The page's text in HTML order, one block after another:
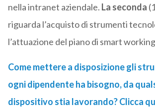
nella intranet aziendale. La seconda
riguarda l’acquisto di strumenti
l’attuazione del piano di smart
Come mettere a disposizione gli
ogni dipendente ha bisogno, da
dispositivo stia lavorando? Clicca